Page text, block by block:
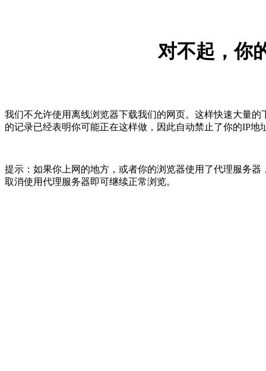
对不起，你
我们不允许使用离线浏览器下载我们的网页。这样快速大量
的记录已经表明你可能正在这样做，因此自动禁止了你的IP
提示：如果你上网的地方，或者你的浏览器使用了代理服务
取消使用代理服务器即可继续正常浏览。